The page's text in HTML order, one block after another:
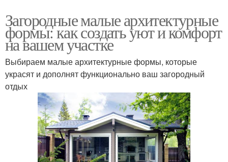
Загородные малые архитектурные
формы: как создать уют и комфорт
на вашем участке
Выбираем малые архитектурные формы, которые
украсят и дополнят функционально ваш загородный
отдых